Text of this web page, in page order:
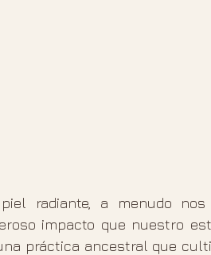
radiante, a menudo nos
impacto que nuestro
práctica ancestral que